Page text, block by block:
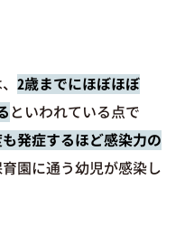
、2歳までにほぼほぼ
といわれている点で
発症するほど感染力の
園に通う幼児が感染し